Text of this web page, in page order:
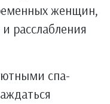
женщин,
расслабления
спа-